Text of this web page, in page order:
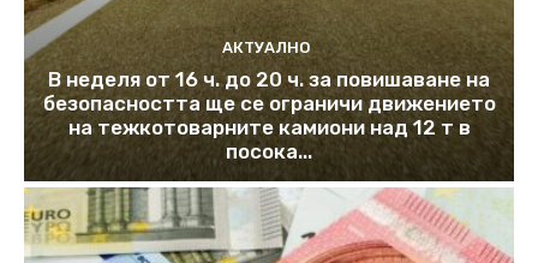
АКТУАЛНО
В неделя от 16 ч. до 20 ч. за повишаване на
безопасността ще се ограничи движението
на тежкотоварните камиони над 12 т в
посока...